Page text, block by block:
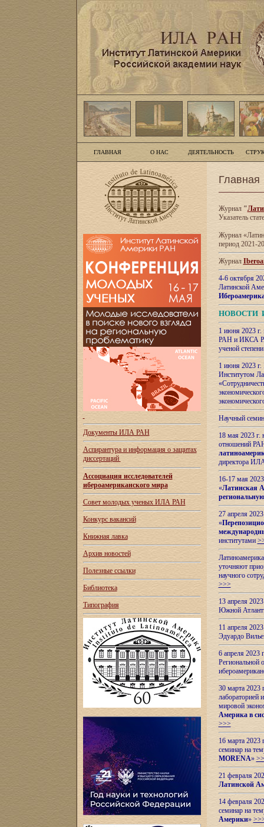
ГЛАВНАЯ О НАС ДЕЯТЕЛЬНОСТЬ
Документы ИЛА РАН
Аспирантура и информация о защитах
диссертаций
Ассоциация исследователей
ибероамериканского мира
Совет молодых ученых ИЛА РАН
Конкурс вакансий
Книжная лавка
Архив новостей
Полезные ссылки
Библиотека
Типография
Главная
Журнал"
Указатель
Журнал
период 2021-
Журнал
4-6 октября
Латинской
НОВОСТИ
1 июня 2023
РАН и ИКСА
ученой
1 июня 2023
Институтом
Научный
18 мая 2023
отношений
директора
16-17 мая
«Латинская
27 апреля
«
институтами
уточняют
научного
>>>
13 апреля
Южной
11 апреля
Эдуардо
6 апреля
Региональной
30 марта 2023
лабораторией
мировой
Америка в
>>>
16 марта 2023
семинар на
MORENA»
21 февраля
Латинской
14 февраля
семинар на
Америки»